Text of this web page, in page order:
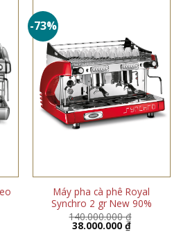
-73%
Máy pha cà phê Royal
Synchro 2 gr New 90%
140.000.000₫
Giá
gốc
38.000.000 ₫Giá